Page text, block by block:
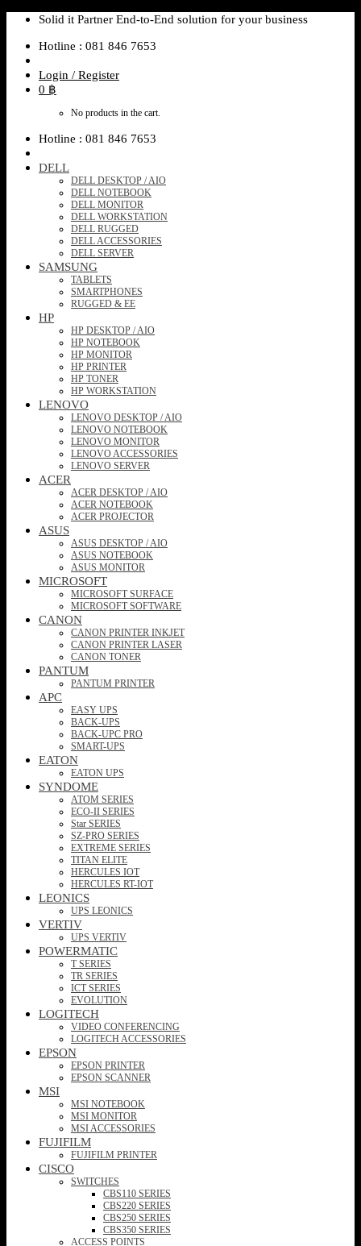
Skip
content
Solid it Partner End-to-End solution for your business
Hotline : 081 846 7653
Login / Register
0 ฿
No products in the cart.
Hotline : 081 846 7653
DELL
DELL DESKTOP / AIO
DELL NOTEBOOK
DELL MONITOR
DELL WORKSTATION
DELL RUGGED
DELL ACCESSORIES
DELL SERVER
SAMSUNG
TABLETS
SMARTPHONES
RUGGED & EE
HP
HP DESKTOP / AIO
HP NOTEBOOK
HP MONITOR
HP PRINTER
HP TONER
HP WORKSTATION
LENOVO
LENOVO DESKTOP / AIO
LENOVO NOTEBOOK
LENOVO MONITOR
LENOVO ACCESSORIES
LENOVO SERVER
ACER
ACER DESKTOP / AIO
ACER NOTEBOOK
ACER PROJECTOR
ASUS
ASUS DESKTOP / AIO
ASUS NOTEBOOK
ASUS MONITOR
MICROSOFT
MICROSOFT SURFACE
MICROSOFT SOFTWARE
CANON
CANON PRINTER INKJET
CANON PRINTER LASER
CANON TONER
PANTUM
PANTUM PRINTER
APC
EASY UPS
BACK-UPS
BACK-UPC PRO
SMART-UPS
EATON
EATON UPS
SYNDOME
ATOM SERIES
ECO-II SERIES
Star SERIES
SZ-PRO SERIES
EXTREME SERIES
TITAN ELITE
HERCULES IOT
HERCULES RT-IOT
LEONICS
UPS LEONICS
VERTIV
UPS VERTIV
POWERMATIC
T SERIES
TR SERIES
ICT SERIES
EVOLUTION
LOGITECH
VIDEO CONFERENCING
LOGITECH ACCESSORIES
EPSON
EPSON PRINTER
EPSON SCANNER
MSI
MSI NOTEBOOK
MSI MONITOR
MSI ACCESSORIES
FUJIFILM
FUJIFILM PRINTER
CISCO
SWITCHES
CBS110 SERIES
CBS220 SERIES
CBS250 SERIES
CBS350 SERIES
ACCESS POINTS